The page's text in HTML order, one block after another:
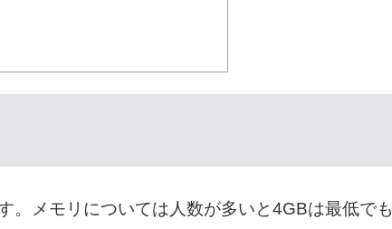
。メモリについては人数が多いと4GBは最低でも